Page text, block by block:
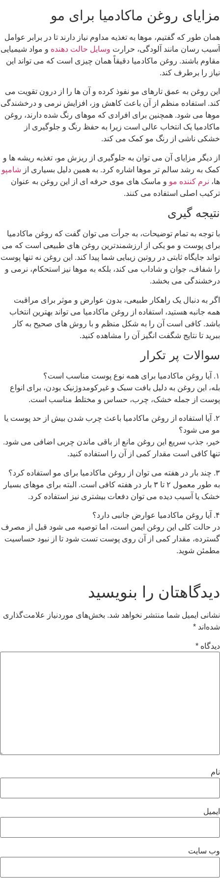
روغن ماکادمیا برای مو
گفتیم، موها به تغذیه مداوم نیاز دارند تا در برابر عوامل
مانند آلودگی، حرارتوسایل حالت دهندهو مواد شیمیایی
روغن ماکادمیا دقیقاً همان چیزی است که می تواند این
کند.
عمق تارهای مو نفوذ کرده و آن ها را از درون تقویت می
منظم از آن باعث کاهش وز، افزایش نرمی و درخشندگی
همچنین برای افرادی که موهای رنگ شده دارند، روغن
انتخاب عالی است زیرا به حفظ رنگ و جلوگیری از
از رنگ مو کمک می کند.
آن می توان به جلوگیری از ریزش مو، تغذیه ریشه ها و
سالم تر موها اشاره کرد. به همین دلیل بسیاری از شامپو
مو و ماسک های موی حرفه ای از این روغن به عنوان
استفاده می کنند.
تمام توضیحات، به جرأت می توان گفت که روغن ماکادمیا
و مو یکی از ارزشمندترین روغن های طبیعی است که می
ثابتی در روتین زیبایی شما پیدا کند. این روغن نه تنها پوست
و شاداب می کند، بلکه به موها نیز استحکام، نرمی و
می بخشد.
یک راهکار طبیعی، بدون عوارض و موثر برای مراقبت
استفاده از روغن ماکادمیا می تواند بهترین انتخاب
است آن را به شکل منظم و با روش های صحیح به کار
شگفت انگیز آن را مشاهده کنید.
تکرار
به دلیل بافت سبک و غیرکومدوژنیک بودن، برای انواع
خشک، چرب، حساس و مختلط مناسب است.
از روغن ماکادمیا باعث چرب شدن بیش از حد پوست یا
این روغن مانع از باقی ماندن چربی اضافی می شود.
مقدار کمی از آن را استفاده کنید.
به طور معمول ۲ تا ۳ بار در هفته کافی است. البته برای موهای بسیار
دیده می توان دفعات بیشتری نیز استفاده کرد.
این روغن ایمن است، اما توصیه می شود قبل از مصرف
کمی از آن روی پوست تست شود تا از نبود حساسیت
را بنویسید
شما منتشر نخواهد شد. بخش‌های موردنیاز علامت‌گذاری